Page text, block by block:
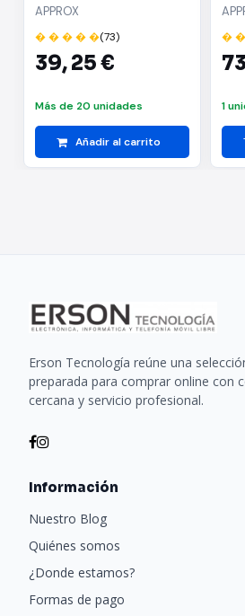
Manual y Automático/
Negro
APPROX
� � � � �(73)
39,25 €
Más de 20 unidades
Añadir al carrito
�
1
Erson Tecnología reúne una
preparada para comprar online con
cercana y servicio profesional.
Información
Nuestro Blog
Quiénes somos
¿Donde estamos?
Formas de pago